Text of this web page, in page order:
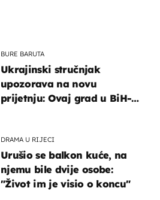
BURE BARUTA
Ukrajinski stručnjak
upozorava na novu
prijetnju: Ovaj grad u BiH-u
DRAMA U RIJECI
Urušio se balkon kuće, na
njemu bile dvije osobe:
"Život im je visio o koncu"